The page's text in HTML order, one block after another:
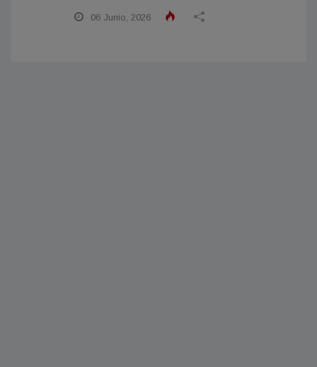
06 Junio, 2026